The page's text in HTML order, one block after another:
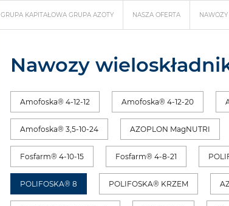
GRUPA KAPITAŁOWA GRUPA AZOTY NASZA OFERTA NAWOZY
Nawozy
Amofoska® 4-12-12 Amofoska® 4-12-20
Amofoska® 3,5-10-24 AZOPLON MagNUTRI
Fosfarm® 4-10-15 Fosfarm® 4-8-21
POLIFOSKA® 8 POLIFOSKA® KRZEM